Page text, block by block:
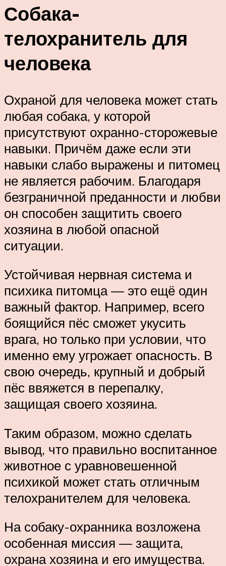
Собака-
телохранитель для
человека
Охраной для человека может стать
любая собака, у которой
присутствуют охранно-сторожевые
навыки. Причём даже если эти
навыки слабо выражены и питомец
не является рабочим. Благодаря
безграничной преданности и любви
он способен защитить своего
хозяина в любой опасной
ситуации.
Устойчивая нервная система и
психика питомца — это ещё один
важный фактор. Например, всего
боящийся пёс сможет укусить
врага, но только при условии, что
именно ему угрожает опасность. В
свою очередь, крупный и добрый
пёс ввяжется в перепалку,
защищая своего хозяина.
Таким образом, можно сделать
вывод, что правильно воспитанное
животное с уравновешенной
психикой может стать отличным
телохранителем для человека.
На собаку-охранника возложена
особенная миссия — защита,
охрана хозяина и его имущества.